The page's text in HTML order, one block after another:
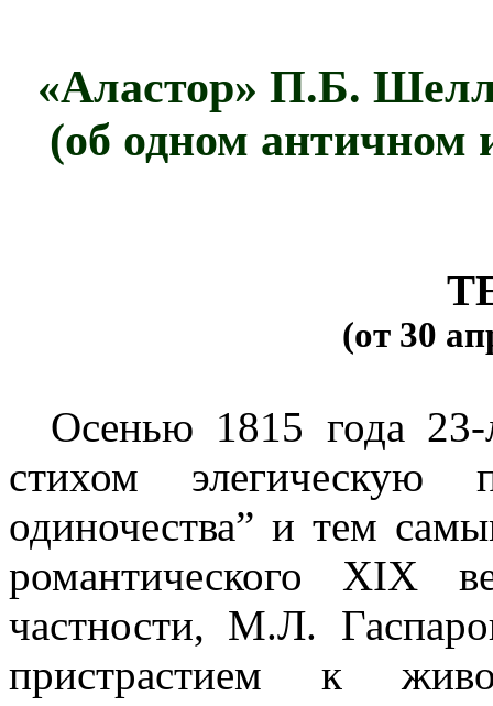
«Аластор» П.Б.
(об одном античном
(от 30
Осенью 1815 года
стихом
одиночества” и тем
романтического XIX
частности, М.Л.
пристрастием к